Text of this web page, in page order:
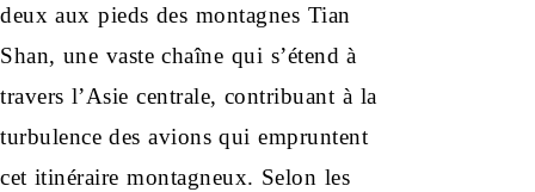
deux aux pieds des montagnes Tian
Shan, une vaste chaîne qui s’étend à
travers l’Asie centrale, contribuant à la
turbulence des avions qui empruntent
cet itinéraire montagneux. Selon les